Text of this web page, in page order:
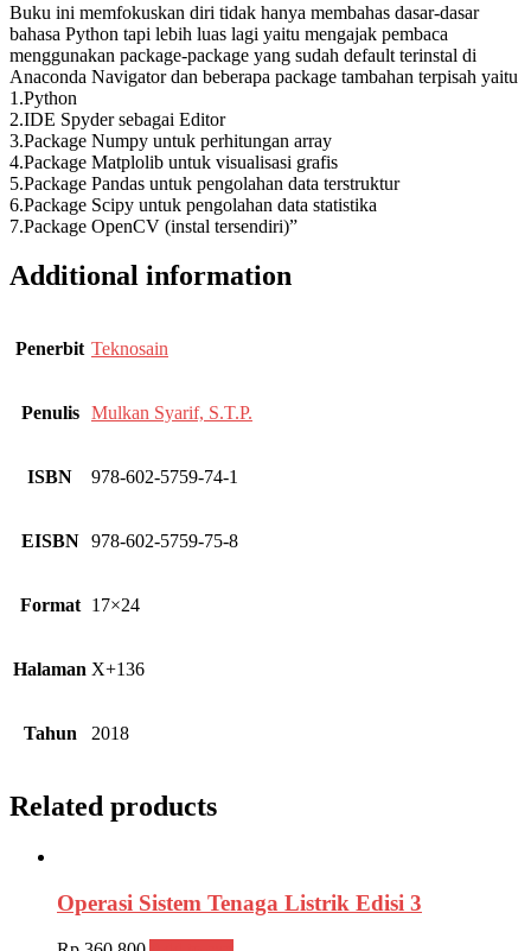
Buku ini memfokuskan diri tidak hanya membahas dasar-dasar
bahasa Python tapi lebih luas lagi yaitu mengajak pembaca
menggunakan package-package yang sudah default terinstal di
Anaconda Navigator dan beberapa package tambahan terpisah yaitu
1.Python
2.IDE Spyder sebagai Editor
3.Package Numpy untuk perhitungan array
4.Package Matplolib untuk visualisasi grafis
5.Package Pandas untuk pengolahan data terstruktur
6.Package Scipy untuk pengolahan data statistika
7.Package OpenCV (instal tersendiri)”
Additional information
Penerbit Teknosain
Penulis Mulkan Syarif, S.T.P.
ISBN 978-602-5759-74-1
EISBN 978-602-5759-75-8
Format 17×24
Halaman X+136
Tahun 2018
Related products
Operasi Sistem Tenaga Listrik Edisi 3